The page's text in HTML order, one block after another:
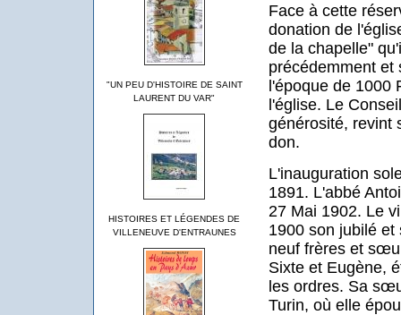
"UN PEU D'HISTOIRE DE SAINT
LAURENT DU VAR"
HISTOIRES ET LÉGENDES DE
VILLENEUVE D'ENTRAUNES
Face à cette
donation de
de la chapelle"
précédemment et
l'époque de 1000
l'église. Le
générosité, revint
don.
L'inauguration
1891. L'abbé
27 Mai 1902. Le
1900 son jubilé et
neuf frères et
Sixte et Eugène,
les ordres. Sa
Turin, où elle